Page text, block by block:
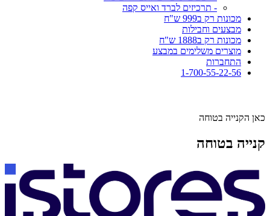
- תרכיזים לברד ואייס קפה
מכונות רק ב999 ש"ח
מבצעים וחבילות
מכונות רק ב1888 ש"ח
מוצרים משלימים במבצע
התחברות
1-700-55-22-56
כאן הקנייה בטוחה
קנייה בטוחה